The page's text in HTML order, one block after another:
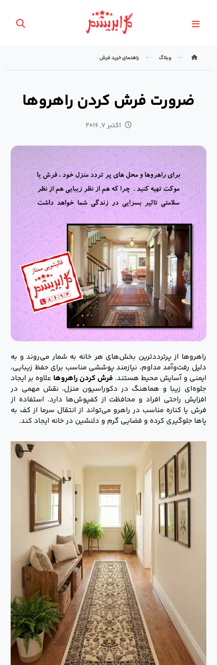
وبلاگ راهنمای خرید فرش
ضرورت فرش کردن راهروها
اکتبر ۷, ۲۰۱۶
راهروها از پرترددترین بخش‌های هر خانه به شمار می‌روند و به
دلیل رفت‌وآمد مداوم، نیازمند پوششی مناسب برای حفظ زیبایی،
ایمنی و آسایش محیط هستند.فرش کردن راهروها علاوه بر ایجاد
جلوه‌ای زیبا و هماهنگ در دکوراسیون منزل، نقش مهمی در
افزایش راحتی افراد و محافظت از کفپوش‌ها دارد. استفاده از
فرش یا کناره مناسب در راهرو می‌تواند از انتقال سرما از کف به
پاها جلوگیری کرده و فضایی گرم و دلنشین در خانه ایجاد کند.